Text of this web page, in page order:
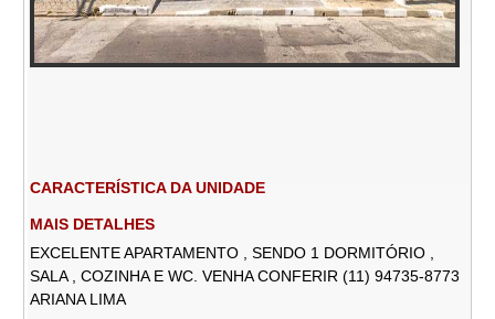
CARACTERÍSTICA DA UNIDADE
MAIS DETALHES
EXCELENTE APARTAMENTO , SENDO 1 DORMITÓRIO ,
SALA , COZINHA E WC. VENHA CONFERIR (11) 94735-8773
ARIANA LIMA